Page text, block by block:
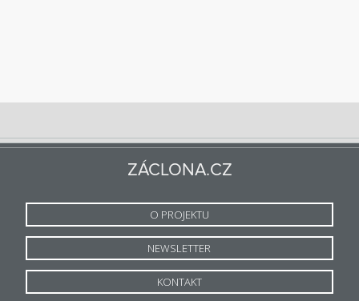
ZÁCLONA.CZ
O PROJEKTU
NEWSLETTER
KONTAKT